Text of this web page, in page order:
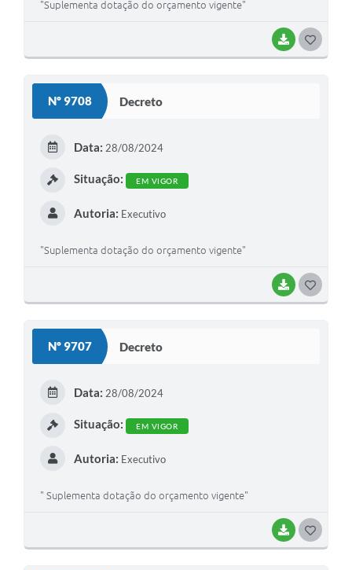
BAIXAR
"Suplementa dotação do orçamento vigente"
Nº 9708 Decreto
BAIXAR
Data: 28/08/2024
Situação: EM VIGOR
Autoria: Executivo
"Suplementa dotação do orçamento vigente"
Nº 9707 Decreto
BAIXAR
Data: 28/08/2024
Situação: EM VIGOR
Autoria: Executivo
" Suplementa dotação do orçamento vigente"